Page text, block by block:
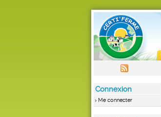
Connexion
Me connecter